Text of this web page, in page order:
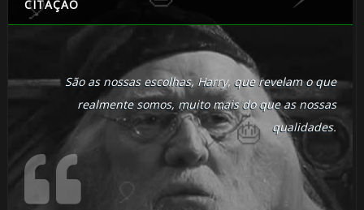
CITAÇÃO
São as nossas escolhas, Harry, que revelam o que
realmente somos, muito mais do que as nossas
qualidades.
🎂